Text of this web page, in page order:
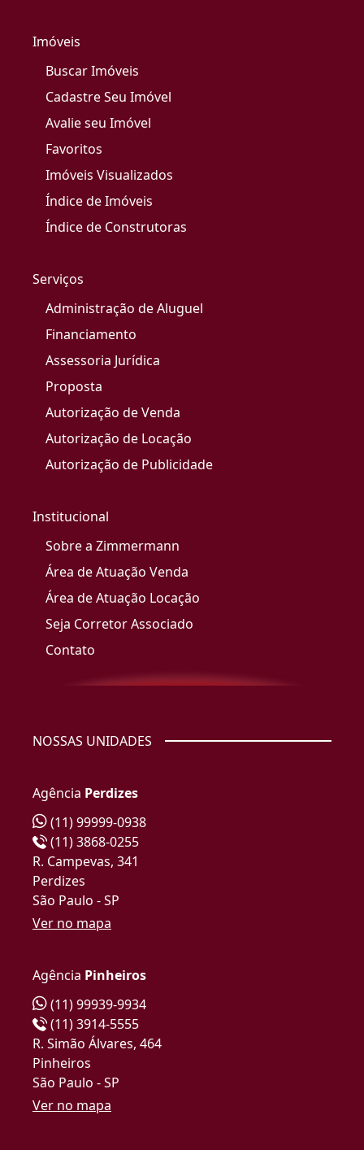
Imóveis
Buscar Imóveis
Cadastre Seu Imóvel
Avalie seu Imóvel
Favoritos
Imóveis Visualizados
Índice de Imóveis
Índice de Construtoras
Serviços
Administração de Aluguel
Financiamento
Assessoria Jurídica
Proposta
Autorização de Venda
Autorização de Locação
Autorização de Publicidade
Institucional
Sobre a Zimmermann
Área de Atuação Venda
Área de Atuação Locação
Seja Corretor Associado
Contato
NOSSAS UNIDADES
Agência Perdizes
(11) 99999-0938
(11) 3868-0255
R. Campevas, 341
Perdizes
São Paulo - SP
Ver no mapa
Agência Pinheiros
(11) 99939-9934
(11) 3914-5555
R. Simão Álvares, 464
Pinheiros
São Paulo - SP
Ver no mapa